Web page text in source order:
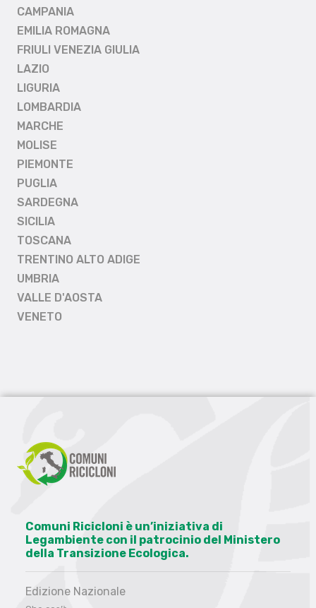
CAMPANIA
EMILIA ROMAGNA
FRIULI VENEZIA GIULIA
LAZIO
LIGURIA
LOMBARDIA
MARCHE
MOLISE
PIEMONTE
PUGLIA
SARDEGNA
SICILIA
TOSCANA
TRENTINO ALTO ADIGE
UMBRIA
VALLE D'AOSTA
VENETO
Comuni Ricicloni è un’iniziativa di
Legambiente con il patrocinio del Ministero
della Transizione Ecologica.
Edizione Nazionale